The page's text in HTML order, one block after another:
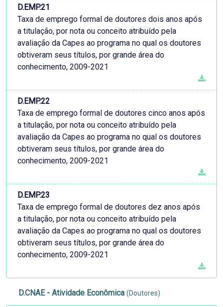
D.EMP.21
Taxa de emprego formal de doutores dois anos após
a titulação, por nota ou conceito atribuído pela
avaliação da Capes ao programa no qual os doutores
obtiveram seus títulos, por grande área do
conhecimento, 2009-2021
D.EMP.22
Taxa de emprego formal de doutores cinco anos após
a titulação, por nota ou conceito atribuído pela
avaliação da Capes ao programa no qual os doutores
obtiveram seus títulos, por grande área do
conhecimento, 2009-2021
D.EMP.23
Taxa de emprego formal de doutores dez anos após
a titulação, por nota ou conceito atribuído pela
avaliação da Capes ao programa no qual os doutores
obtiveram seus títulos, por grande área do
conhecimento, 2009-2021
D.CNAE - Atividade Econômica (Doutores)